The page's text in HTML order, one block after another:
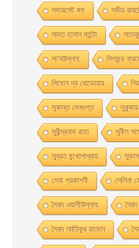
সমারসেট মম সমীর
সাদত হাসান মান্টো
সা’দউল্লাহ সিগমন্ড
সিমোন দ্য বোভোয়ার
সুকান্ত সেনগুপ্ত সুকুমার
সুধীন্দ্রনাথ রাহা সুনীল
সুব্রত মুখোপাধ্যায়
সেবা প্রকাশনী সেলিনা
সৈয়দ ওয়ালীউল্লাহ
সৈয়দ আতিকুর রহমান